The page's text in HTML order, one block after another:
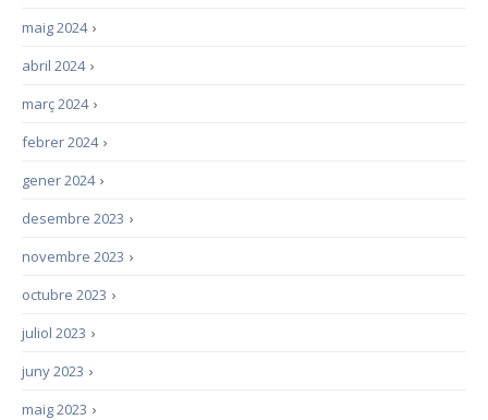
›
maig 2024
›
abril 2024
›
març 2024
›
febrer 2024
›
gener 2024
›
desembre 2023
›
novembre 2023
›
octubre 2023
›
juliol 2023
›
juny 2023
›
maig 2023